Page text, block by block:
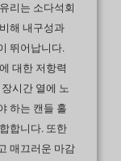
리는 소다석회
해 내구성과
뛰어납니다.
대한 저항력
시간 열에 노
하는 캔들 홀
합니다. 또한
매끄러운 마감